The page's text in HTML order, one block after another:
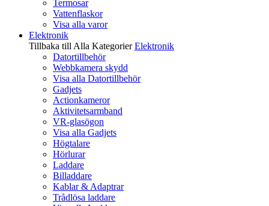
Termosar
Vattenflaskor
Visa alla varor
Elektronik
Tillbaka till Alla Kategorier Elektronik
Datortillbehör
Webbkamera skydd
Visa alla Datortillbehör
Gadjets
Actionkameror
Aktivitetsarmband
VR-glasögon
Visa alla Gadjets
Högtalare
Hörlurar
Laddare
Billaddare
Kablar & Adaptrar
Trådlösa laddare